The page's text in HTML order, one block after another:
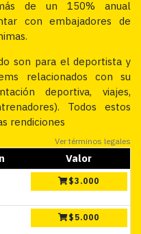
de un 150% anual
con embajadores de
son para el deportista y
relacionados con su
deportiva, viajes,
Todos estos
rendiciones
Ver términos legales
Valor
$3.000
$5.000